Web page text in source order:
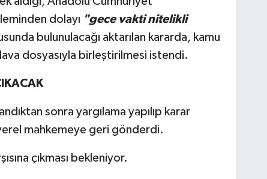
dolayı "gece vakti nitelikli
bulunulacağı aktarılan kararda, kamu
dosyasıyla birleştirilmesi istendi.
sonra yargılama yapılıp karar
mahkemeye geri gönderdi.
çıkması bekleniyor.